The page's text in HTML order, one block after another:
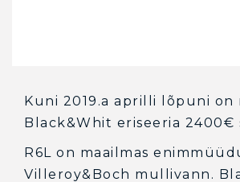
Kuni 2019.a aprilli lõpuni on
Black&Whit eriseeria 2400€
R6L on maailmas
Villeroy&Boch mullivann.